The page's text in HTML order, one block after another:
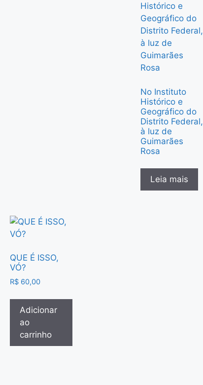
No Instituto
Histórico e
Geográfico do
Distrito Federal,
à luz de
Guimarães
Rosa
Leia mais
QUE É ISSO,
VÓ?
R$ 60,00
Adicionar
ao
carrinho